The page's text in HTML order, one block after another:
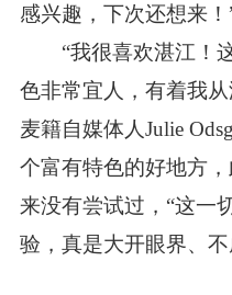
感兴趣，下次还想来！
“我很喜欢湛江！这
色非常宜人，有着我
麦籍自媒体人Julie
个富有特色的好地方
来没有尝试过，“这一
验，真是大开眼界、